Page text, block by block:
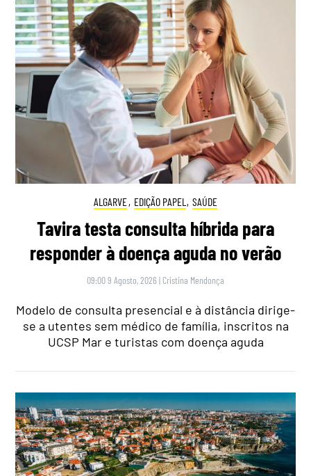
ALGARVE, EDIÇÃO PAPEL , SAÚDE
Tavira testa consulta híbrida para
responder à doença aguda no verão
09:00 9 Agosto, 2026 | Cristina Mendonça
Modelo de consulta presencial e à distância dirige-
se a utentes sem médico de família, inscritos na
UCSP Mar e turistas com doença aguda